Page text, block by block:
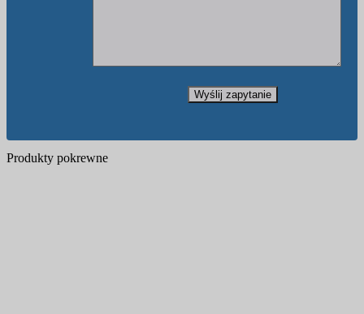
Produkty pokrewne